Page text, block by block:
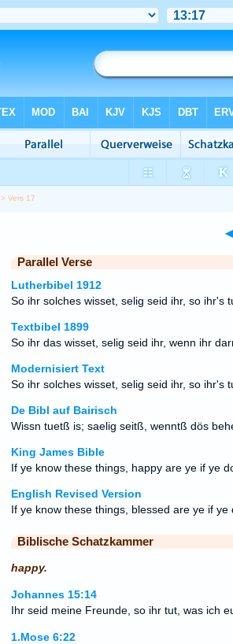
> Vers 17
Parallel Verse
Lutherbibel 1912
So ihr solches wisset, selig seid ihr, so ihr's
Textbibel 1899
So ihr das wisset, selig seid ihr, wenn ihr
Modernisiert Text
So ihr solches wisset, selig seid ihr, so ihr's
De Bibl auf Bairisch
Wissn tuetß is; saelig seitß, wenntß dös
King James Bible
If ye know these things, happy are ye if ye
English Revised Version
If ye know these things, blessed are ye if ye
Biblische Schatzkammer
happy.
Johannes 15:14
Ihr seid meine Freunde, so ihr tut, was ich
1.Mose 6:22